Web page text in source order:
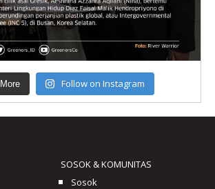
Follow on Instagram
SOSOK & KOMUNITAS
Sosok